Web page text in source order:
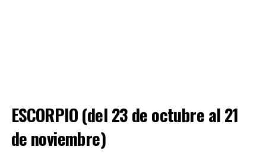
ESCORPIO (del 23 de octubre al 21
de noviembre)